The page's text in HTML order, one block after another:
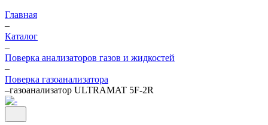
Главная
–
Каталог
–
Поверка анализаторов газов и жидкостей
–
Поверка газоанализатора
–газоанализатор ULTRAMAT 5F-2R